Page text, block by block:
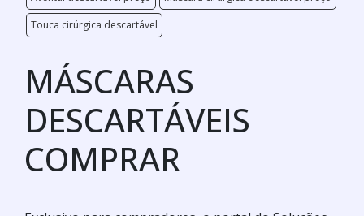
Touca cirúrgica descartável
MÁSCARAS
DESCARTÁVEIS
COMPRAR